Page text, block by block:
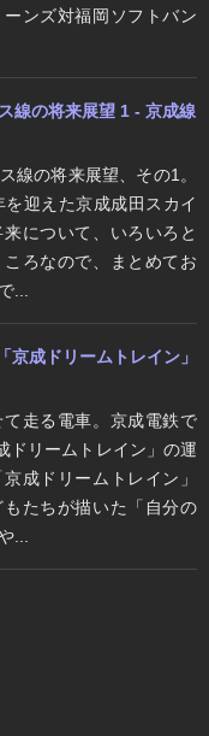
ンズ対福岡ソフトバン
線の将来展望 1 - 京成線
線の将来展望、その1。
迎えた京成成田スカイ
について、いろいろと
ろなので、まとめてお
...
成ドリームトレイン」
走る電車。京成電鉄で
ドリームトレイン」の運
成ドリームトレイン」
たちが描いた「自分の
...